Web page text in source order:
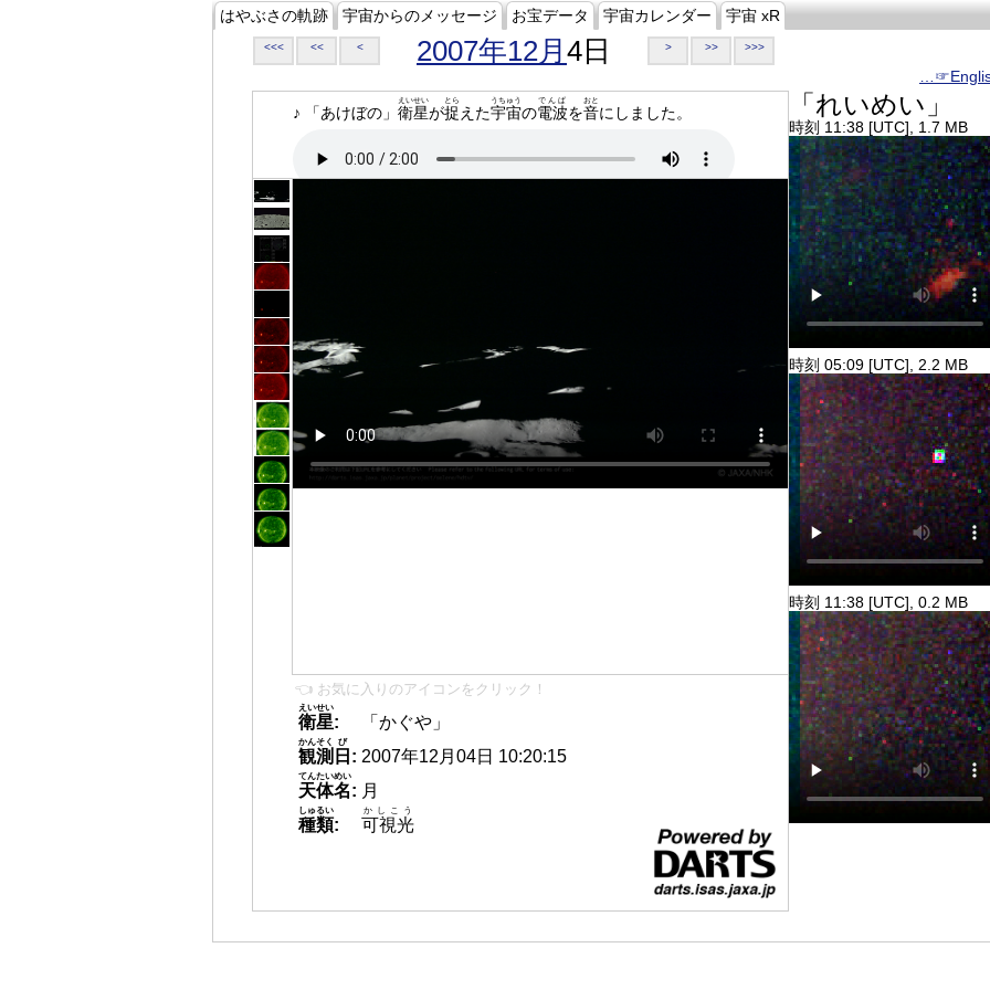
はやぶさの軌跡 宇宙からのメッセージ お宝データ 宇宙カレンダー 宇宙 xR
<<< << < 2007年12月 4日 > >> >>>
♪ 「あけぼの」 衛星
えいせい
が捉
とら
えた宇宙
うちゅう
の電波
でんぱ
を音
おと
にしました。
👈 お気に入りのアイコンをクリック！
衛星
えいせい
:
「かぐや」
観測
かんそく
日
び
: 2007年12月04日 10:20:15
天体名
てんたいめい
: 月
種類
しゅるい
: 可視光
かしこう
「れいめい」
時刻 11:38 [UTC], 1.7 MB
時刻 05:09 [UTC], 2.2 MB
時刻 11:38 [UTC], 0.2 MB